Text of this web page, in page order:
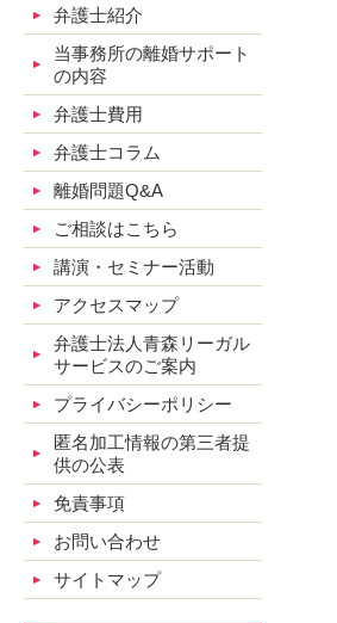
弁護士紹介
当事務所の離婚サポート
の内容
弁護士費用
弁護士コラム
離婚問題Q&A
ご相談はこちら
講演・セミナー活動
アクセスマップ
弁護士法人青森リーガル
サービスのご案内
プライバシーポリシー
匿名加工情報の第三者提
供の公表
免責事項
お問い合わせ
サイトマップ